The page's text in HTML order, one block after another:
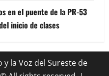
en el puente de la PR-53
inicio de clases
y la Voz del Sureste de